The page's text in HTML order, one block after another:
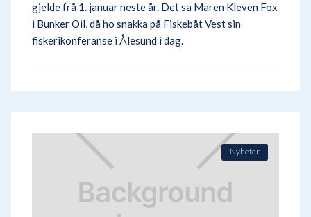
gjelde frå 1. januar neste år. Det sa Maren Kleven Fox
i Bunker Oil, då ho snakka på Fiskebåt Vest sin
fiskerikonferanse i Ålesund i dag.
Nyheter